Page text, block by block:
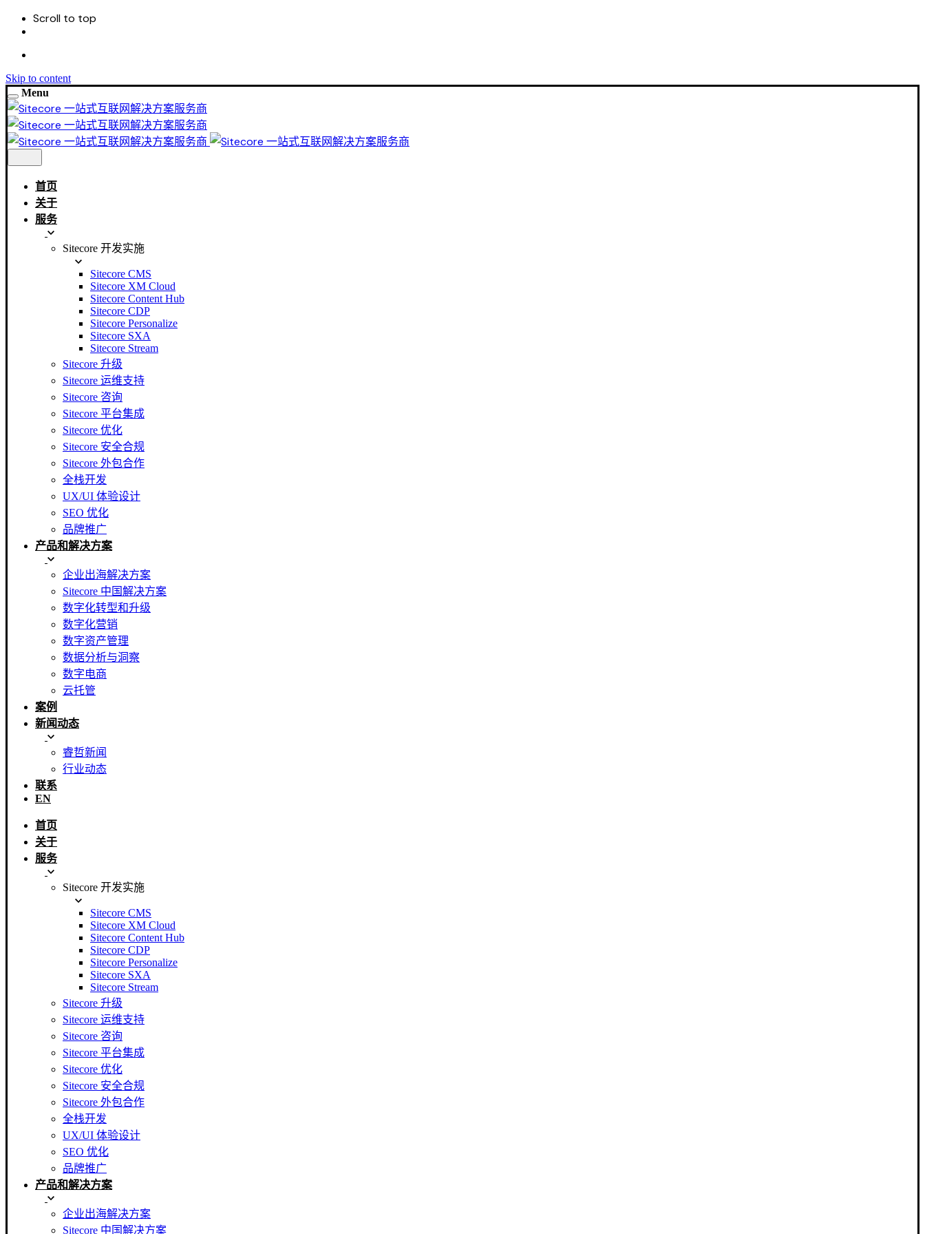
Scroll to top
Skip to content
Menu
首页
关于
服务
Sitecore 开发实施
Sitecore CMS
Sitecore XM Cloud
Sitecore Content Hub
Sitecore CDP
Sitecore Personalize
Sitecore SXA
Sitecore Stream
Sitecore 升级
Sitecore 运维支持
Sitecore 咨询
Sitecore 平台集成
Sitecore 优化
Sitecore 安全合规
Sitecore 外包合作
全栈开发
UX/UI 体验设计
SEO 优化
品牌推广
产品和解决方案
企业出海解决方案
Sitecore 中国解决方案
数字化转型和升级
数字化营销
数字资产管理
数据分析与洞察
数字电商
云托管
案例
新闻动态
睿哲新闻
行业动态
联系
EN
首页
关于
服务
Sitecore 开发实施
Sitecore CMS
Sitecore XM Cloud
Sitecore Content Hub
Sitecore CDP
Sitecore Personalize
Sitecore SXA
Sitecore Stream
Sitecore 升级
Sitecore 运维支持
Sitecore 咨询
Sitecore 平台集成
Sitecore 优化
Sitecore 安全合规
Sitecore 外包合作
全栈开发
UX/UI 体验设计
SEO 优化
品牌推广
产品和解决方案
企业出海解决方案
Sitecore 中国解决方案